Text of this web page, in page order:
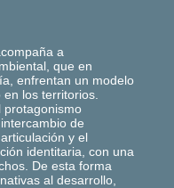
a
que en
enfrentan un modelo
los territorios.
protagonismo
de
y el
identitaria, con una
De esta forma
al desarrollo,